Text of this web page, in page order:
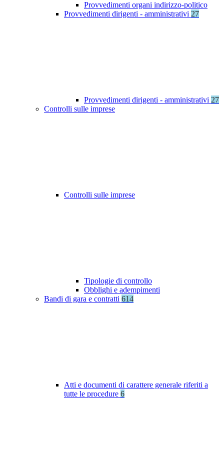
Provvedimenti organi indirizzo-politico
Provvedimenti dirigenti - amministrativi 27
Provvedimenti dirigenti - amministrativi 27
Controlli sulle imprese
Controlli sulle imprese
Tipologie di controllo
Obblighi e adempimenti
Bandi di gara e contratti 614
Atti e documenti di carattere generale riferiti a
tutte le procedure 6